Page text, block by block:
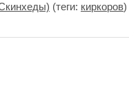
(теги: киркоров)